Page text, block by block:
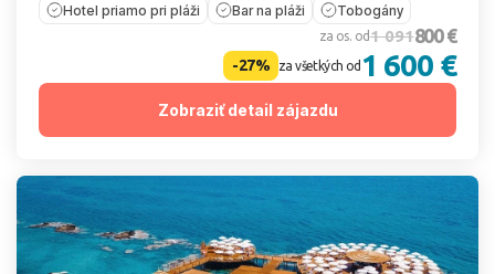
Hotel priamo pri pláži
Bar na pláži Tobogány
za os. od1 091800 €
-27% za všetkých od 1 600 €
Zobraziť detail zájazdu